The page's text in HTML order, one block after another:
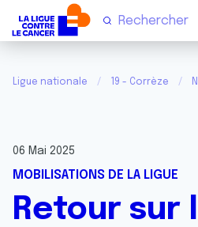
Ligue nationale 19 - Corrèze
06 Mai 2025
MOBILISATIONS DE LA LIGUE
Retour sur